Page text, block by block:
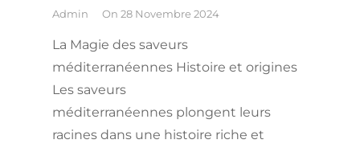
By
Admin On 28 Novembre 2024
La Magie des saveurs
méditerranéennes Histoire et origines
Les saveurs
méditerranéennes plongent leurs
racines dans une histoire riche et